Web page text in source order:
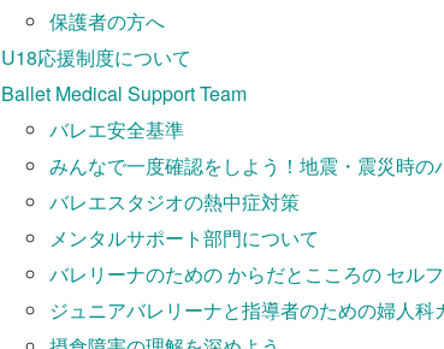
保護者の方へ
U18応援制度について
Ballet Medical Support Team
バレエ安全基準
みんなで一度確認をしよう！地震・震災時の
バレエスタジオの熱中症対策
メンタルサポート部門について
バレリーナのための からだとこころの セル
ジュニアバレリーナと指導者のための婦人科